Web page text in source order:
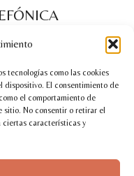
tecnologías como las cookies
dispositivo. El consentimiento de
el comportamiento de
sitio. No consentir o retirar el
ciertas características y
- 20:00